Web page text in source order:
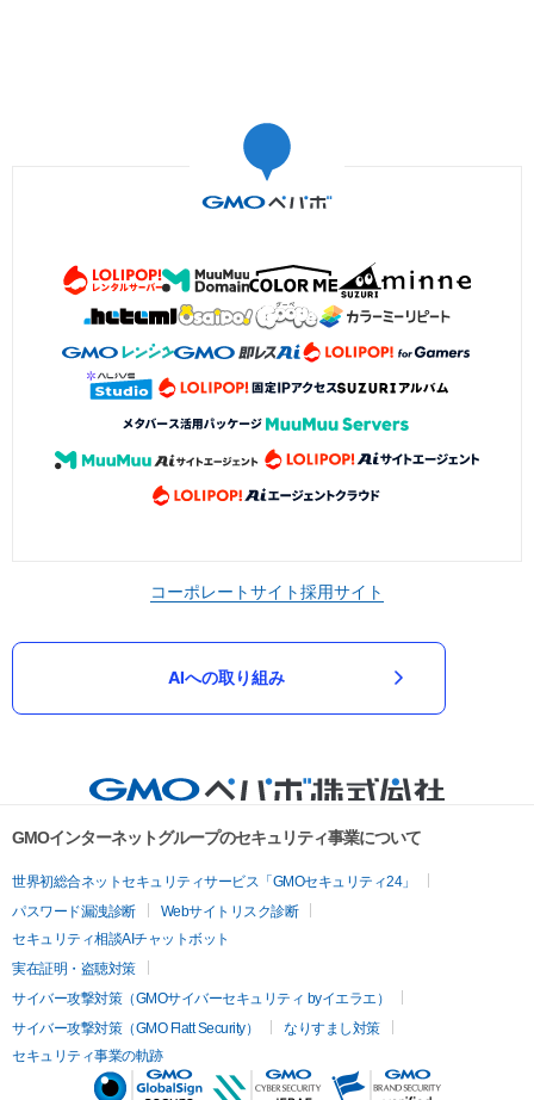
コーポレートサイト採用サイト
AIへの取り組み
GMOインターネットグループのセキュリティ事業について
世界初総合ネットセキュリティサービス「GMOセキュリティ24」
パスワード漏洩診断
Webサイトリスク診断
セキュリティ相談AIチャットボット
実在証明・盗聴対策
サイバー攻撃対策（GMOサイバーセキュリティ byイエラエ）
サイバー攻撃対策（GMO Flatt Security）
なりすまし対策
セキュリティ事業の軌跡